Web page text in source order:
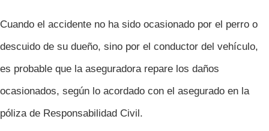
Cuando el accidente no ha sido ocasionado por el perro o
descuido de su dueño, sino por el conductor del vehículo,
es probable que la aseguradora repare los daños
ocasionados, según lo acordado con el asegurado en la
póliza de Responsabilidad Civil.